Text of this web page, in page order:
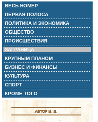
ВЕСЬ НОМЕР
ПЕРВАЯ ПОЛОСА
ПОЛИТИКА И ЭКОНОМИКА
ОБЩЕСТВО
ПРОИСШЕСТВИЯ
ЗАГРАНИЦА
КРУПНЫМ ПЛАНОМ
БИЗНЕС И ФИНАНСЫ
КУЛЬТУРА
СПОРТ
КРОМЕ ТОГО